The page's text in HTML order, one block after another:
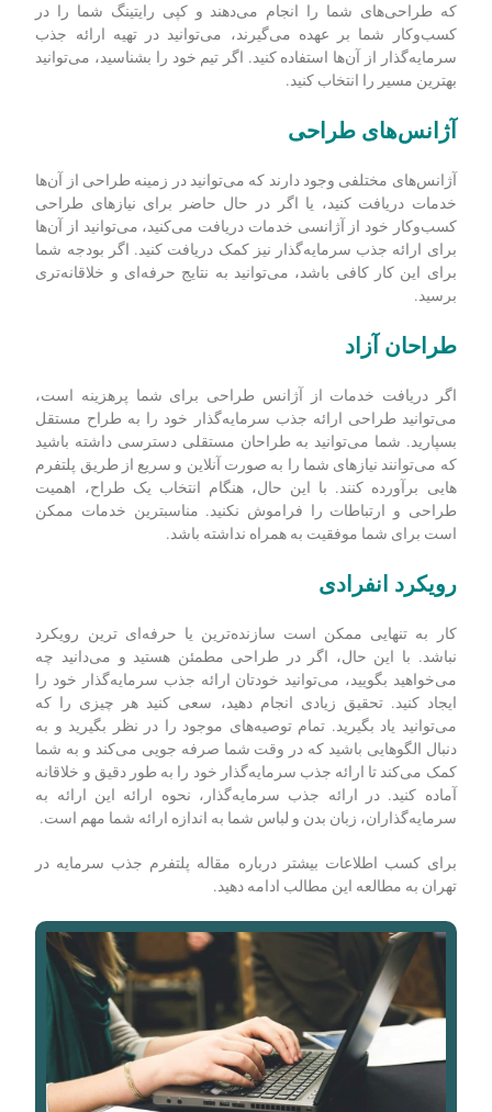
که طراحی­‌های شما را انجام می‌دهند و کپی رایتینگ شما را در
کسب‌وکار شما بر عهده می‌گیرند، می‌توانید در تهیه ارائه جذب
سرمایه‌گذار از آن‌ها استفاده کنید. اگر تیم خود را بشناسید، می‌توانید
بهترین مسیر را انتخاب کنید.
آژانس‌­های طراحی
آژانس‌های مختلفی وجود دارند که می‌توانید در زمینه طراحی از آن‌ها
خدمات دریافت کنید، یا اگر در حال حاضر برای نیازهای طراحی
کسب‌وکار خود از آژانسی خدمات دریافت می‌کنید، می‌توانید از آن‌ها
برای ارائه جذب سرمایه‌گذار نیز کمک دریافت کنید. اگر بودجه شما
برای این کار کافی باشد، می‌توانید به نتایج حرفه‌ای و خلاقانه‌تری
برسید.
طراحان آزاد
اگر دریافت خدمات از آژانس طراحی برای شما پرهزینه است،
می‌توانید طراحی ارائه جذب سرمایه‌گذار خود را به طراح مستقل
بسپارید. شما می‌توانید به طراحان مستقلی دسترسی داشته باشید
که می‌توانند نیازهای شما را به صورت آنلاین و سریع از طریق پلتفرم
هایی برآورده کنند. با این حال، هنگام انتخاب یک طراح، اهمیت
طراحی و ارتباطات را فراموش نکنید. مناسب­ترین خدمات ممکن
است برای شما موفقیت به همراه نداشته باشد.
رویکرد انفرادی
کار به تنهایی ممکن است سازنده‌ترین یا حرفه‌ای ترین رویکرد
نباشد. با این حال، اگر در طراحی مطمئن هستید و می‌دانید چه
می‌خواهید بگویید، می‌توانید خودتان ارائه جذب سرمایه‌گذار خود را
ایجاد کنید. تحقیق زیادی انجام دهید، سعی کنید هر چیزی را که
می‌توانید یاد بگیرید. تمام توصیه‌های موجود را در نظر بگیرید و به
دنبال الگوهایی باشید که در وقت شما صرفه جویی می‌کند و به شما
کمک می‌کند تا ارائه جذب سرمایه‌گذار خود را به طور دقیق و خلاقانه
آماده کنید. در ارائه جذب سرمایه‌گذار، نحوه ارائه این ارائه به
سرمایه‌گذاران، زبان بدن و لباس شما به اندازه ارائه شما مهم است.
برای کسب اطلاعات بیشتر درباره مقاله پلتفرم جذب سرمایه در
تهران به مطالعه این مطالب ادامه دهید.